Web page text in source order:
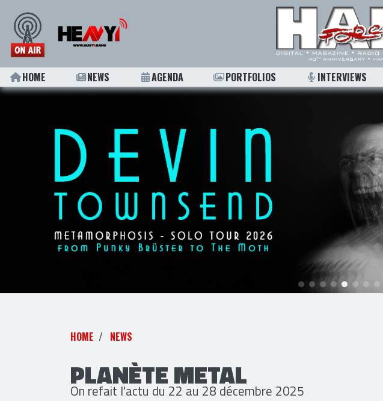
HOME NEWS AGENDA PORTFOLIOS INTERVIEWS
HOME NEWS
PLANÈTE METAL
On refait l'actu du 22 au 28 décembre 2025